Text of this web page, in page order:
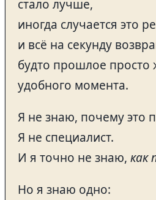
стало лучше,
иногда случается это
и всё на секунду
будто прошлое просто
удобного момента.
Я не знаю, почему это
Я не специалист.
И я точно не знаю, как
Но я знаю одно: